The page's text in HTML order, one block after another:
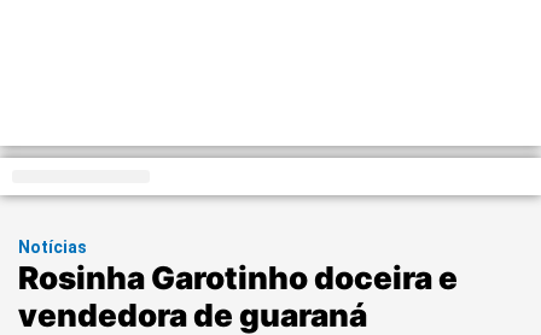
Notícias
Rosinha Garotinho doceira e
vendedora de guaraná